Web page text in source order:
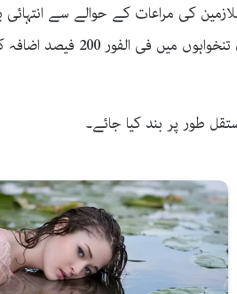
ایپکا نے حکومت سے
طور پر بند کیا جائے۔